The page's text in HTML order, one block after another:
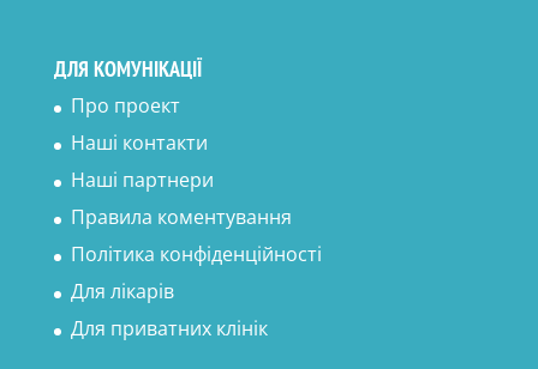
ДЛЯ КОМУНІКАЦІЇ
Про проект
Наші контакти
Наші партнери
Правила коментування
Політика конфіденційності
Для лікарів
Для приватних клінік